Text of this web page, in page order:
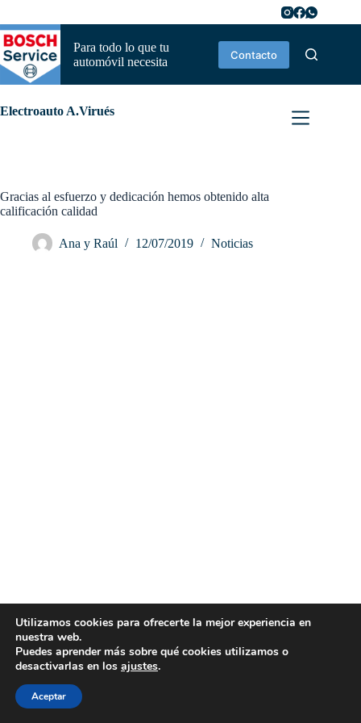
contenido
Para todo lo que tu
automóvil necesita
Contacto
Electroauto A.Virués
Gracias al esfuerzo y dedicación hemos obtenido alta
calificación calidad
Ana y Raúl 12/07/2019 Noticias
Todos los derechos reservados © 2026 - Bosch Car Service A.
Utilizamos cookies para ofrecerte la mejor experiencia en
nuestra web.
Puedes aprender más sobre qué cookies utilizamos o
desactivarlas en los ajustes.
Aceptar